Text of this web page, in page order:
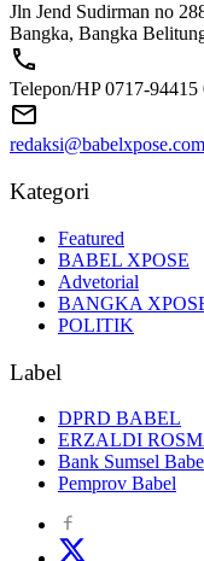
Jln Jend Sudirman no
Bangka, Bangka
Telepon/HP 0717-
redaksi@babelxpose.com
Kategori
Featured
BABEL XPOSE
Advetorial
BANGKA
POLITIK
Label
DPRD BABEL
ERZALDI
Bank Sumsel
Pemprov Babel